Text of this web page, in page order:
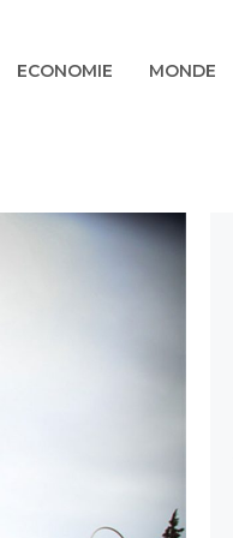
ECONOMIE MONDE